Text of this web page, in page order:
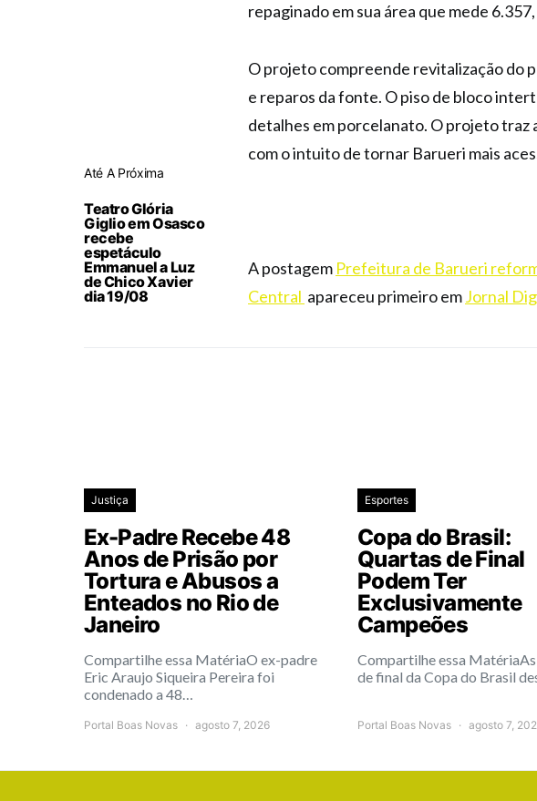
Até A Próxima
Teatro Glória
Giglio em Osasco
recebe
espetáculo
Emmanuel a Luz
de Chico Xavier
dia 19/08
repaginado em sua área que mede
O projeto compreende revitalização do
e reparos da fonte. O piso de bloco
detalhes em porcelanato. O projeto traz
com o intuito de tornar Barueri mais
A postagem Prefeitura de Barueri
Central apareceu primeiro emJornal
Justiça
Ex-Padre Recebe 48
Anos de Prisão por
Tortura e Abusos a
Enteados no Rio de
Janeiro
Compartilhe essa MatériaO ex-padre
Eric Araujo Siqueira Pereira foi
condenado a 48…
Portal Boas Novas agosto 7, 2026
Esportes
Copa do Brasil:
Quartas de Final
Podem Ter
Exclusivamente
Campeões
Compartilhe essa
de final da Copa do Brasil
Portal Boas Novas agosto 7,